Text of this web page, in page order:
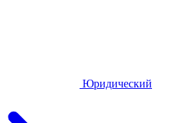
Юридический